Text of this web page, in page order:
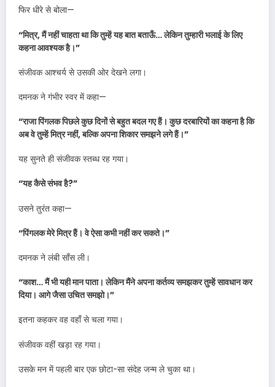
फिर धीरे से बोला—
“मित्र, मैं नहीं चाहता था कि तुम्हें यह बात बताऊँ… लेकिन तुम्हारी भलाई के लिए
कहना आवश्यक है।”
संजीवक आश्चर्य से उसकी ओर देखने लगा।
दमनक ने गंभीर स्वर में कहा—
“राजा पिंगलक पिछले कुछ दिनों से बहुत बदल गए हैं। कुछ दरबारियों का कहना है कि
अब वे तुम्हें मित्र नहीं, बल्कि अपना शिकार समझने लगे हैं।”
यह सुनते ही संजीवक स्तब्ध रह गया।
“यह कैसे संभव है?”
उसने तुरंत कहा—
“पिंगलक मेरे मित्र हैं। वे ऐसा कभी नहीं कर सकते।”
दमनक ने लंबी साँस ली।
“काश… मैं भी यही मान पाता। लेकिन मैंने अपना कर्तव्य समझकर तुम्हें सावधान कर
दिया। आगे जैसा उचित समझो।”
इतना कहकर वह वहाँ से चला गया।
संजीवक वहीं खड़ा रह गया।
उसके मन में पहली बार एक छोटा-सा संदेह जन्म ले चुका था।